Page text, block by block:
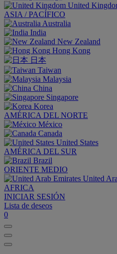
United
ASIA / PACÍFICO
Australia
India
New Zealand
Hong Kong
日本
Taiwan
Malaysia
China
Singapore
Korea
AMÉRICA DEL NORTE
México
Canada
United States
AMÉRICA DEL SUR
Brazil
ORIENTE MEDIO
United
AFRICA
INICIAR SESIÓN
Lista de deseos
0